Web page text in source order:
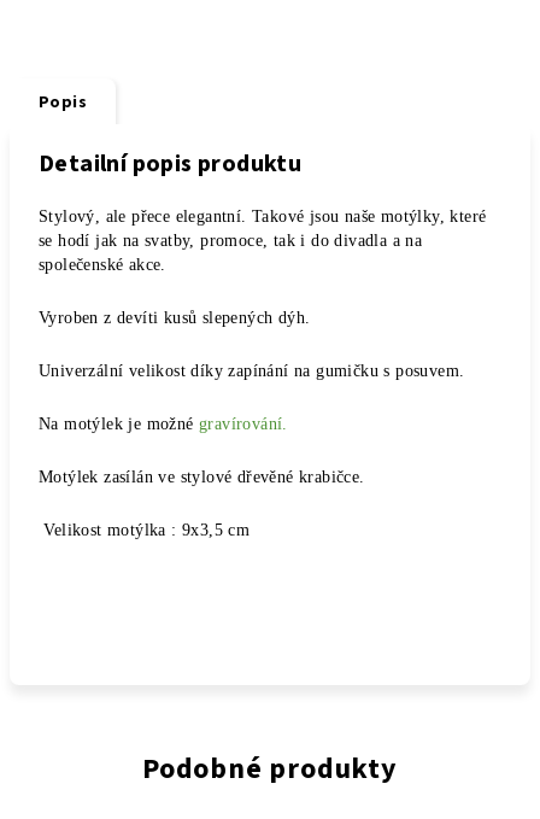
Popis
Detailní popis produktu
Stylový, ale přece elegantní. Takové jsou naše motýlky, které
se hodí jak na svatby, promoce, tak i do divadla a na
společenské akce.
Vyroben z devíti kusů slepených dýh.
Univerzální velikost díky zapínání na gumičku s posuvem.
Na motýlek je možnégravírování.
Motýlek zasílán ve stylové dřevěné krabičce.
Velikost motýlka : 9x3,5 cm
Podobné produkty